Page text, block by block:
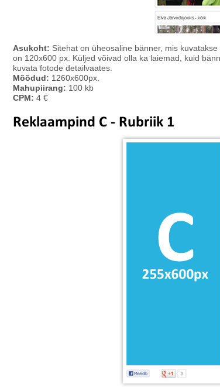
Asukoht: Sitehat on üheosaline bänner, mis
on 120x600 px. Küljed võivad olla ka laiemad, kuid
kuvata fotode detailvaates.
Mõõdud: 1260x600px.
Mahupiirang: 100 kb
CPM: 4 €
Reklaampind C - Rubriik 1